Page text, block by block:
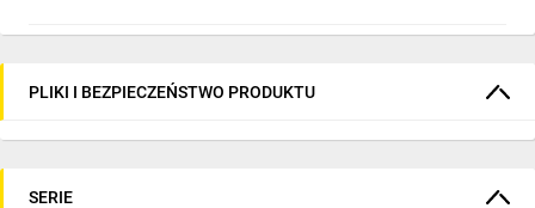
PLIKI I BEZPIECZEŃSTWO PRODUKTU
SERIE